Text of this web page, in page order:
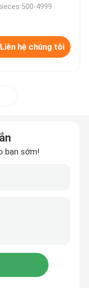
500-4999
Liên hệ chúng tôi
bạn sớm!